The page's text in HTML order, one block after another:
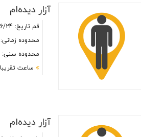
آزار دیده‌ام
قم تاریخ: 1397/06/24
محدوده زمانی: 5 تا 11 صبح
محدوده سنی: 18 - 25
ساعت تقریبا 9ونیم صب...
آزار دیده‌ام